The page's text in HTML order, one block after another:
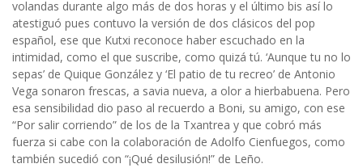
volandas durante algo más de dos horas y el último bis así lo
atestiguó pues contuvo la versión de dos clásicos del pop
español, ese que Kutxi reconoce haber escuchado en la
intimidad, como el que suscribe, como quizá tú. ‘Aunque tu no lo
sepas’ de Quique González y ‘El patio de tu recreo’ de Antonio
Vega sonaron frescas, a savia nueva, a olor a hierbabuena. Pero
esa sensibilidad dio paso al recuerdo a Boni, su amigo, con ese
“Por salir corriendo” de los de la Txantrea y que cobró más
fuerza si cabe con la colaboración de Adolfo Cienfuegos, como
también sucedió con “¡Qué desilusión!” de Leño.